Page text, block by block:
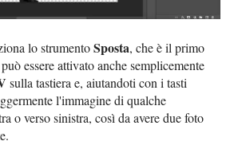
lo strumentoSposta, che è il primo
essere attivato anche semplicemente
sulla tastiera e, aiutandoti con i tasti
l'immagine di qualche
o verso sinistra, così da avere due foto